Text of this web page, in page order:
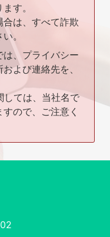
す。
は、すべて詐欺
。
は、プライバシー
よび連絡先を、
しては、当社名で
ので、ご注意く